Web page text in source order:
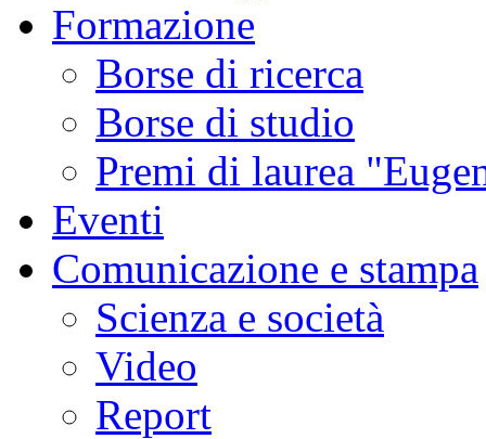
Formazione
Borse di ricerca
Borse di studio
Premi di laurea
Eventi
Comunicazione e stampa
Scienza e società
Video
Report